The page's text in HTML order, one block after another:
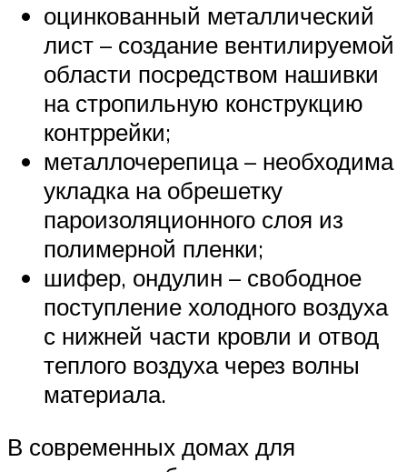
оцинкованный металлический
лист – создание вентилируемой
области посредством нашивки
на стропильную конструкцию
контррейки;
металлочерепица – необходима
укладка на обрешетку
пароизоляционного слоя из
полимерной пленки;
шифер, ондулин – свободное
поступление холодного воздуха
с нижней части кровли и отвод
теплого воздуха через волны
материала.
В современных домах для